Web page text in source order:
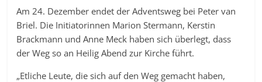
Am 24. Dezember endet der Adventsweg bei Peter van
Briel. Die Initiatorinnen Marion Stermann, Kerstin
Brackmann und Anne Meck haben sich überlegt, dass
der Weg so an Heilig Abend zur Kirche führt.
„Etliche Leute, die sich auf den Weg gemacht haben,